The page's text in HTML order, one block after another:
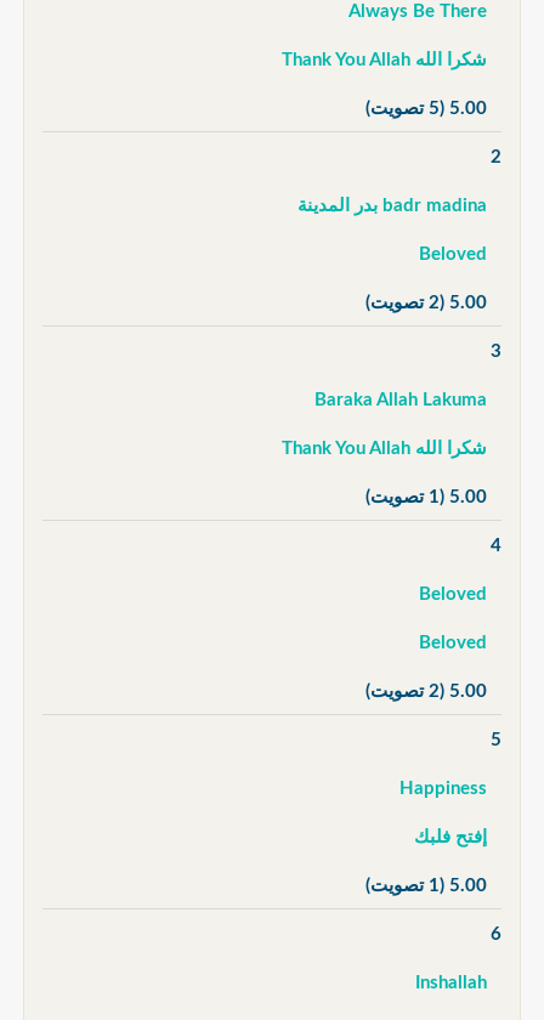
Always Be There
شكرا الله Thank You Allah
5.00 (5 تصويت)
2
badr madina بدر المدينة
Beloved
5.00 (2 تصويت)
3
Baraka Allah Lakuma
شكرا الله Thank You Allah
5.00 (1 تصويت)
4
Beloved
Beloved
5.00 (2 تصويت)
5
Happiness
إفتح فلبك
5.00 (1 تصويت)
6
Inshallah